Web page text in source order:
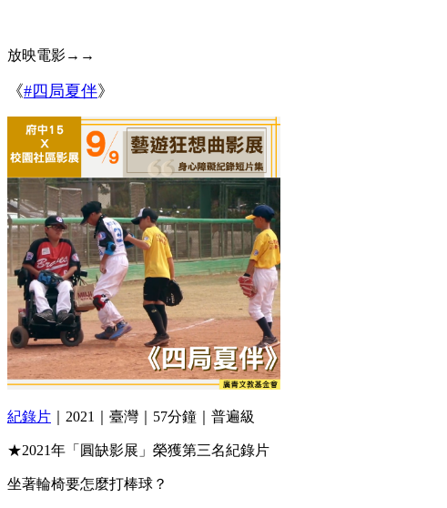
放映電影→→
《#四局夏伴》
紀錄片 ｜2021｜臺灣｜57分鐘｜普遍級
★2021年「圓缺影展」榮獲第三名紀錄片
坐著輪椅要怎麼打棒球？